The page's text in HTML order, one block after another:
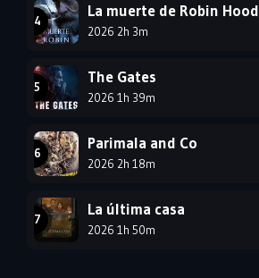
1978
La muerte de Robin Hood
2026 2h 3m
The Gates
2026 1h 39m
Parimala and Co
2026 2h 18m
La última casa
2026 1h 50m